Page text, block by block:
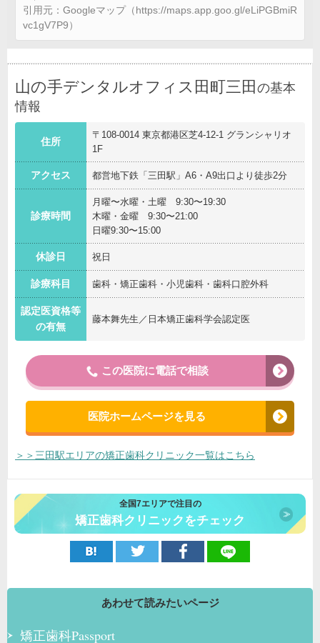
引用元：Googleマップ（https://maps.app.goo.gl/eLiPGBmiR
vc1gV7P9）
山の手デンタルオフィス田町三田 の基本
情報
住所
〒108-0014 東京都港区芝4-12-1 グランシャリオ
1F
アクセス 都営地下鉄「三田駅」A6・A9出口より徒歩2分
診療時間
月曜〜水曜・土曜 9:30〜19:30
木曜・金曜 9:30〜21:00
日曜9:30〜15:00
休診日 祝日
診療科目 歯科・矯正歯科・小児歯科・歯科口腔外科
認定医資格等
の有無
藤本舞先生／日本矯正歯科学会認定医
この医院に電話で相談
医院ホームページを見る
＞＞三田駅エリアの矯正歯科クリニック一覧はこちら
全国7エリアで注目の
矯正歯科クリニックをチェック
あわせて読みたいページ
矯正歯科Passport